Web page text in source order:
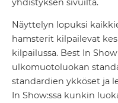
Näyttelyn lopuksi
hamsterit kilpailevat
kilpailussa. Best In
ulkomuotoluokan
standardien ykköset ja
In Show:ssa kunkin